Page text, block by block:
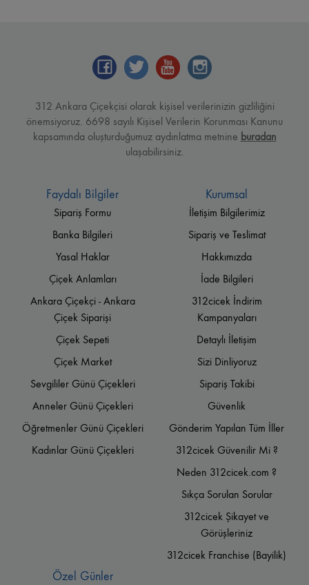
312 Ankara Çiçekçisi olarak kişisel verilerinizin gizliliğini
önemsiyoruz. 6698 sayılı Kişisel Verilerin Korunması Kanunu
kapsamında oluşturduğumuz aydınlatma metnine buradan
ulaşabilirsiniz.
Faydalı Bilgiler
Sipariş Formu
Banka Bilgileri
Yasal Haklar
Çiçek Anlamları
Ankara Çiçekçi - Ankara
Çiçek Siparişi
Çiçek Sepeti
Çiçek Market
Sevgililer Günü Çiçekleri
Anneler Günü Çiçekleri
Öğretmenler Günü Çiçekleri
Kadınlar Günü Çiçekleri
Kurumsal
İletişim Bilgilerimiz
Sipariş ve Teslimat
Hakkımızda
İade Bilgileri
312cicek İndirim
Kampanyaları
Detaylı İletişim
Sizi Dinliyoruz
Sipariş Takibi
Güvenlik
Gönderim Yapılan Tüm İller
312cicek Güvenilir Mi ?
Neden 312cicek.com ?
Sıkça Sorulan Sorular
312cicek Şikayet ve
Görüşleriniz
312cicek Franchise (Bayilik)
Özel Günler